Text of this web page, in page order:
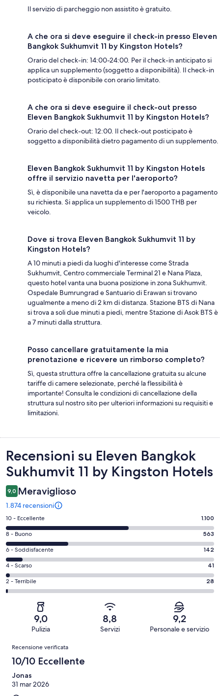
Il servizio di parcheggio non assistito è gratuito.
A che ora si deve eseguire il check-in presso Eleven
Bangkok Sukhumvit 11 by Kingston Hotels?
Orario del check-in: 14:00-24:00. Per il check-in anticipato si
applica un supplemento (soggetto a disponibilità). Il check-in
posticipato è disponibile con orario limitato.
A che ora si deve eseguire il check-out presso
Eleven Bangkok Sukhumvit 11 by Kingston Hotels?
Orario del check-out: 12:00. Il check-out posticipato è
soggetto a disponibilità dietro pagamento di un supplemento.
Eleven Bangkok Sukhumvit 11 by Kingston Hotels
offre il servizio navetta per l'aeroporto?
Sì, è disponibile una navetta da e per l'aeroporto a pagamento
su richiesta. Si applica un supplemento di 1500 THB per
veicolo.
Dove si trova Eleven Bangkok Sukhumvit 11 by
Kingston Hotels?
A 10 minuti a piedi da luoghi d'interesse come Strada
Sukhumvit, Centro commerciale Terminal 21 e Nana Plaza,
questo hotel vanta una buona posizione in zona Sukhumvit.
Ospedale Bumrungrad e Santuario di Erawan si trovano
ugualmente a meno di 2 km di distanza. Stazione BTS di Nana
si trova a soli due minuti a piedi, mentre Stazione di Asok BTS è
a 7 minuti dalla struttura.
Posso cancellare gratuitamente la mia
prenotazione e ricevere un rimborso completo?
Sì, questa struttura offre la cancellazione gratuita su alcune
tariffe di camere selezionate, perché la flessibilità è
importante! Consulta le condizioni di cancellazione della
struttura sul nostro sito per ulteriori informazioni su requisiti e
limitazioni.
Recensioni
Recensioni su Eleven Bangkok
Sukhumvit 11 by Kingston Hotels
9,0 Meraviglioso
1.874 recensioni
Valutazione
di
10
-
Eccellente.
1100
su
1874
recensioni
10 - Eccellente 1.100
Valutazione
di
8
-
Buono.
563
su
recensioni
8 - Buono 563
Valutazione
di
6
-
Soddisfacente.
recensioni
6 - Soddisfacente 142
Valutazione
di
4
recensioni
4 - Scarso 41
Valutazione
di
Terribile.
su
recensioni
2 - Terribile 28
9,0
Pulizia
8,8
Servizi
9,2
Personale e servizio
Recensioni
Recensione verificata
10/10 Eccellente
Jonas
31 mar 2026